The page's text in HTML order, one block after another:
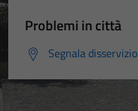
Problemi in città
Segnala disservizio